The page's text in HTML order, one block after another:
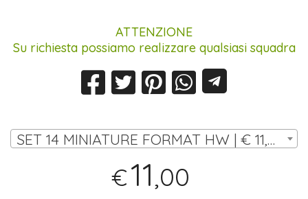
ATTENZIONE
Su richiesta possiamo realizzare qualsiasi squadra
SET 14 MINIATURE FORMAT HW | € 11,00
€11,00